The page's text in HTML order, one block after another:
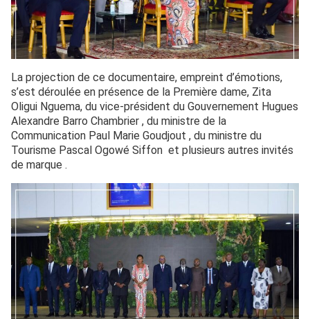
La projection de ce documentaire, empreint d’émotions,
s’est déroulée en présence de la Première dame, Zita
Oligui Nguema, du vice-président du Gouvernement Hugues
Alexandre Barro Chambrier , du ministre de la
Communication Paul Marie Goudjout , du ministre du
Tourisme Pascal Ogowé Siffon et plusieurs autres invités
de marque .